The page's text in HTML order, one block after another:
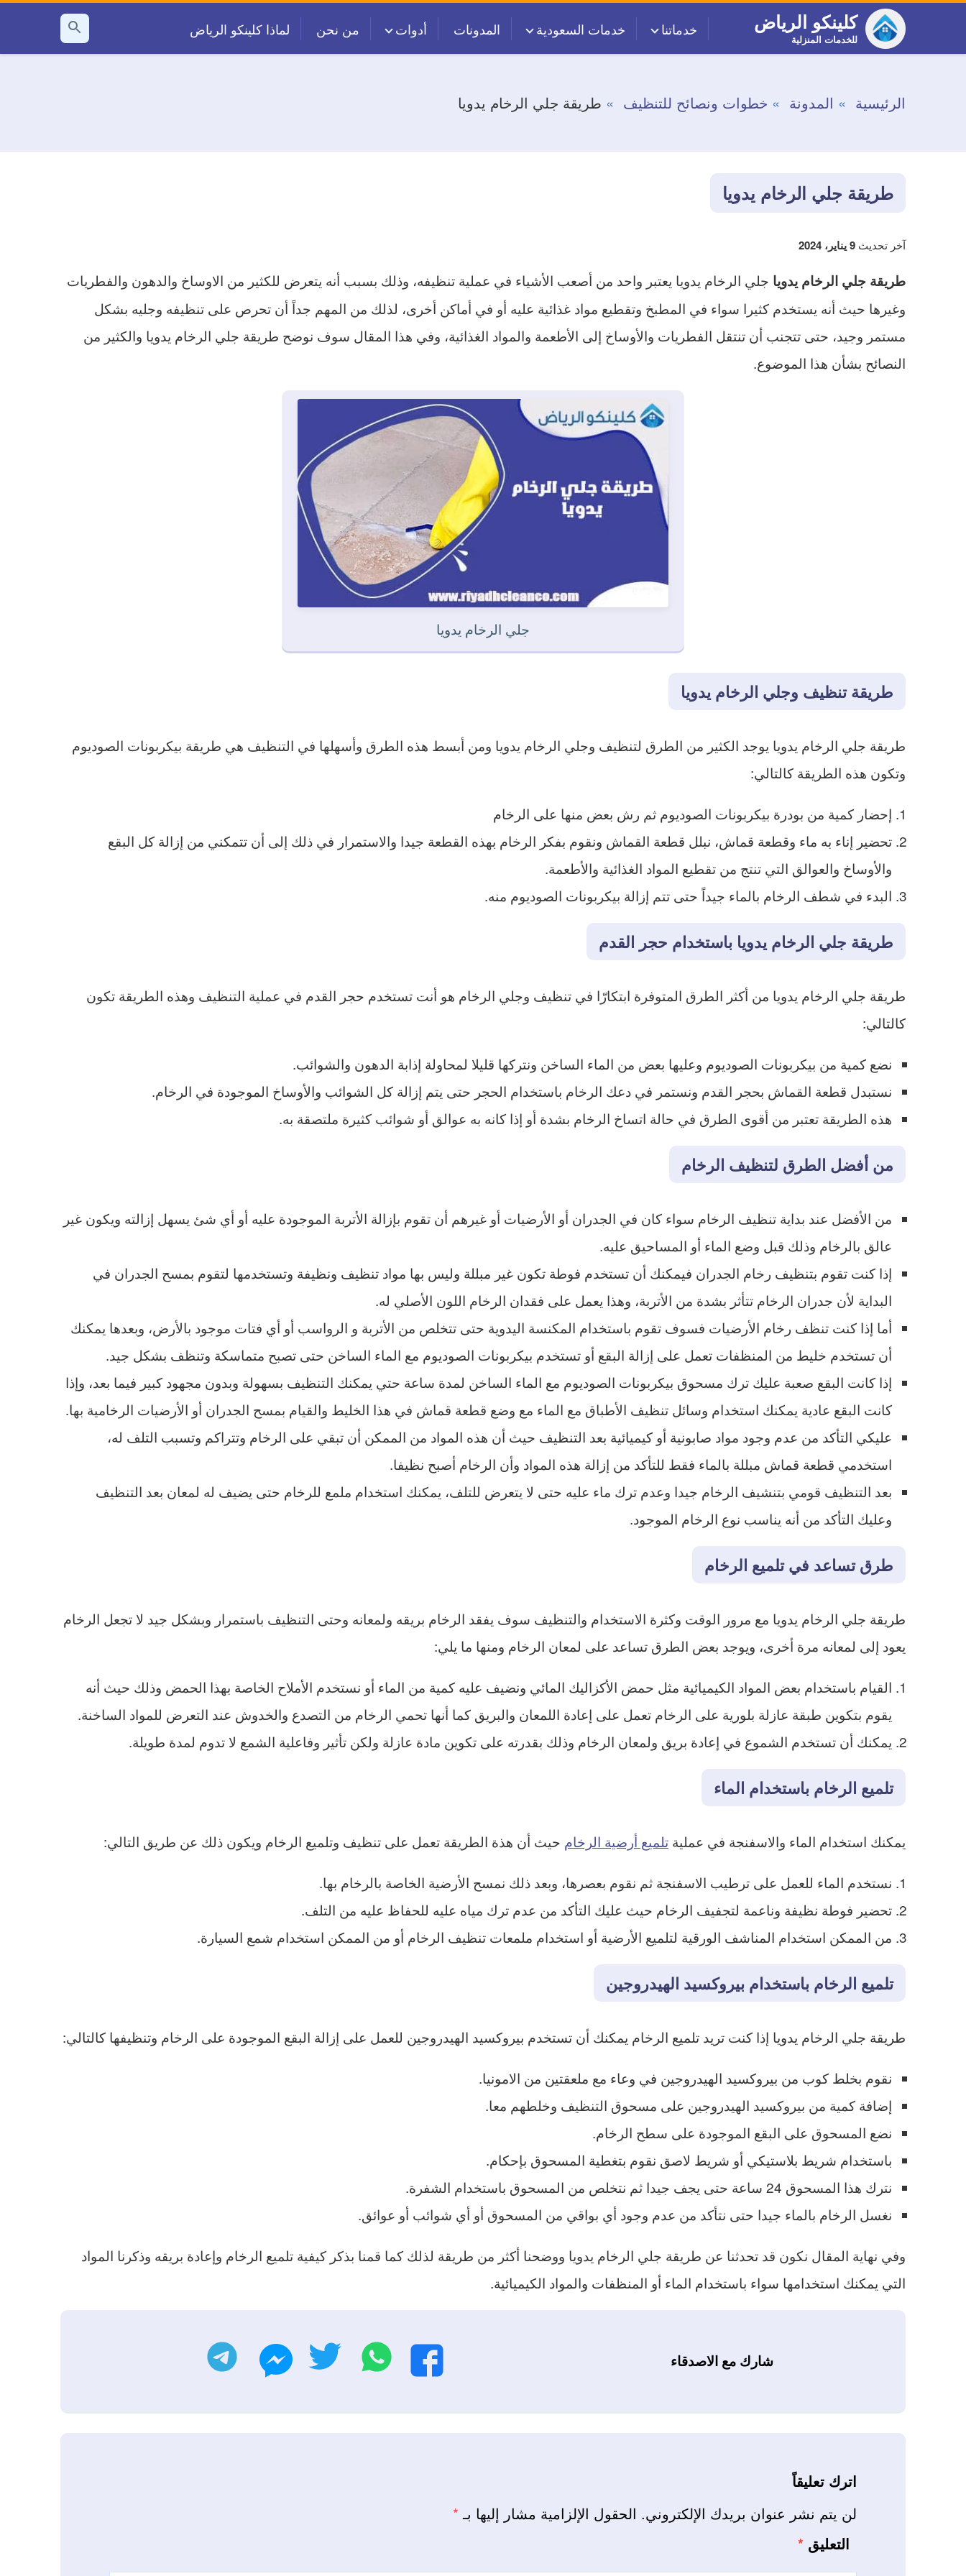
كلينكو الرياض
للخدمات المنزلية
خدماتنا خدمات السعودية المدونات أدوات من نحن لماذا كلينكو الرياض
بحث
عن
الرئيسية المدونة خطوات ونصائح للتنظيف طريقة جلي الرخام يدويا
طريقة جلي الرخام يدويا
آخر تحديث 9 يناير، 2024
طريقة جلي الرخام يدويا جلي الرخام يدويا يعتبر واحد من أصعب الأشياء في عملية تنظيفه، وذلك بسبب أنه يتعرض للكثير من الاوساخ والدهون والفطريات
وغيرها حيث أنه يستخدم كثيرا سواء في المطبخ وتقطيع مواد غذائية عليه أو في أماكن أخرى، لذلك من المهم جداً أن تحرص على تنظيفه وجليه بشكل
مستمر وجيد، حتى تتجنب أن تنتقل الفطريات والأوساخ إلى الأطعمة والمواد الغذائية، وفي هذا المقال سوف نوضح طريقة جلي الرخام يدويا والكثير من
النصائح بشأن هذا الموضوع.
جلي الرخام يدويا
طريقة تنظيف وجلي الرخام يدويا
طريقة جلي الرخام يدويا يوجد الكثير من الطرق لتنظيف وجلي الرخام يدويا ومن أبسط هذه الطرق وأسهلها في التنظيف هي طريقة بيكربونات الصوديوم
وتكون هذه الطريقة كالتالي:
إحضار كمية من بودرة بيكربونات الصوديوم ثم رش بعض منها على الرخام
تحضير إناء به ماء وقطعة قماش، نبلل قطعة القماش ونقوم بفكر الرخام بهذه القطعة جيدا والاستمرار في ذلك إلى أن تتمكني من إزالة كل البقع
والأوساخ والعوالق التي تنتج من تقطيع المواد الغذائية والأطعمة.
البدء في شطف الرخام بالماء جيداً حتى تتم إزالة بيكربونات الصوديوم منه.
طريقة جلي الرخام يدويا باستخدام حجر القدم
طريقة جلي الرخام يدويا من أكثر الطرق المتوفرة ابتكارّا في تنظيف وجلي الرخام هو أنت تستخدم حجر القدم في عملية التنظيف وهذه الطريقة تكون
كالتالي:
نضع كمية من بيكربونات الصوديوم وعليها بعض من الماء الساخن ونتركها قليلا لمحاولة إذابة الدهون والشوائب.
نستبدل قطعة القماش بحجر القدم ونستمر في دعك الرخام باستخدام الحجر حتى يتم إزالة كل الشوائب والأوساخ الموجودة في الرخام.
هذه الطريقة تعتبر من أقوى الطرق في حالة اتساخ الرخام بشدة أو إذا كانه به عوالق أو شوائب كثيرة ملتصقة به.
من أفضل الطرق لتنظيف الرخام
من الأفضل عند بداية تنظيف الرخام سواء كان في الجدران أو الأرضيات أو غيرهم أن تقوم بإزالة الأتربة الموجودة عليه أو أي شئ يسهل إزالته ويكون غير
عالق بالرخام وذلك قبل وضع الماء أو المساحيق عليه.
إذا كنت تقوم بتنظيف رخام الجدران فيمكنك أن تستخدم فوطة تكون غير مبللة وليس بها مواد تنظيف ونظيفة وتستخدمها لتقوم بمسح الجدران في
البداية لأن جدران الرخام تتأثر بشدة من الأتربة، وهذا يعمل على فقدان الرخام اللون الأصلي له.
أما إذا كنت تنظف رخام الأرضيات فسوف تقوم باستخدام المكنسة اليدوية حتى تتخلص من الأتربة و الرواسب أو أي فتات موجود بالأرض، وبعدها يمكنك
أن تستخدم خليط من المنظفات تعمل على إزالة البقع أو تستخدم بيكربونات الصوديوم مع الماء الساخن حتى تصبح متماسكة وتنظف بشكل جيد.
إذا كانت البقع صعبة عليك ترك مسحوق بيكربونات الصوديوم مع الماء الساخن لمدة ساعة حتي يمكنك التنظيف بسهولة وبدون مجهود كبير فيما بعد، وإذا
كانت البقع عادية يمكنك استخدام وسائل تنظيف الأطباق مع الماء مع وضع قطعة قماش في هذا الخليط والقيام بمسح الجدران أو الأرضيات الرخامية بها.
عليكي التأكد من عدم وجود مواد صابونية أو كيميائية بعد التنظيف حيث أن هذه المواد من الممكن أن تبقي على الرخام وتتراكم وتسبب التلف له،
استخدمي قطعة قماش مبللة بالماء فقط للتأكد من إزالة هذه المواد وأن الرخام أصبح نظيفا.
بعد التنظيف قومي بتنشيف الرخام جيدا وعدم ترك ماء عليه حتى لا يتعرض للتلف، يمكنك استخدام ملمع للرخام حتى يضيف له لمعان بعد التنظيف
وعليك التأكد من أنه يناسب نوع الرخام الموجود.
طرق تساعد في تلميع الرخام
طريقة جلي الرخام يدويا مع مرور الوقت وكثرة الاستخدام والتنظيف سوف يفقد الرخام بريقه ولمعانه وحتى التنظيف باستمرار وبشكل جيد لا تجعل الرخام
يعود إلى لمعانه مرة أخرى، ويوجد بعض الطرق تساعد على لمعان الرخام ومنها ما يلي:
القيام باستخدام بعض المواد الكيميائية مثل حمض الأكزاليك المائي ونضيف عليه كمية من الماء أو نستخدم الأملاح الخاصة بهذا الحمض وذلك حيث أنه
يقوم بتكوين طبقة عازلة بلورية على الرخام تعمل على إعادة اللمعان والبريق كما أنها تحمي الرخام من التصدع والخدوش عند التعرض للمواد الساخنة.
يمكنك أن تستخدم الشموع في إعادة بريق ولمعان الرخام وذلك بقدرته على تكوين مادة عازلة ولكن تأثير وفاعلية الشمع لا تدوم لمدة طويلة.
تلميع الرخام باستخدام الماء
يمكنك استخدام الماء والاسفنجة في عملية تلميع أرضية الرخام حيث أن هذة الطريقة تعمل على تنظيف وتلميع الرخام ويكون ذلك عن طريق التالي:
نستخدم الماء للعمل على ترطيب الاسفنجة ثم نقوم بعصرها، وبعد ذلك نمسح الأرضية الخاصة بالرخام بها.
تحضير فوطة نظيفة وناعمة لتجفيف الرخام حيث عليك التأكد من عدم ترك مياه عليه للحفاظ عليه من التلف.
من الممكن استخدام المناشف الورقية لتلميع الأرضية أو استخدام ملمعات تنظيف الرخام أو من الممكن استخدام شمع السيارة.
تلميع الرخام باستخدام بيروكسيد الهيدروجين
طريقة جلي الرخام يدويا إذا كنت تريد تلميع الرخام يمكنك أن تستخدم بيروكسيد الهيدروجين للعمل على إزالة البقع الموجودة على الرخام وتنظيفها كالتالي:
نقوم بخلط كوب من بيروكسيد الهيدروجين في وعاء مع ملعقتين من الامونيا.
إضافة كمية من بيروكسيد الهيدروجين على مسحوق التنظيف وخلطهم معا.
نضع المسحوق على البقع الموجودة على سطح الرخام.
باستخدام شريط بلاستيكي أو شريط لاصق نقوم بتغطية المسحوق بإحكام.
نترك هذا المسحوق 24 ساعة حتى يجف جيدا ثم نتخلص من المسحوق باستخدام الشفرة.
نغسل الرخام بالماء جيدا حتى نتأكد من عدم وجود أي بواقي من المسحوق أو أي شوائب أو عوائق.
وفي نهاية المقال نكون قد تحدثنا عن طريقة جلي الرخام يدويا ووضحنا أكثر من طريقة لذلك كما قمنا بذكر كيفية تلميع الرخام وإعادة بريقه وذكرنا المواد
التي يمكنك استخدامها سواء باستخدام الماء أو المنظفات والمواد الكيميائية.
شارك مع الاصدقاء فيسبوك واتساب تويتر ماسنجر
اترك تعليقاً
لن يتم نشر عنوان بريدك الإلكتروني. الحقول الإلزامية مشار إليها بـ *
التعليق *